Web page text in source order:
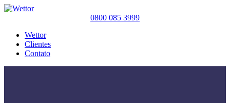
0800 085 3999
Wettor
Clientes
Contato